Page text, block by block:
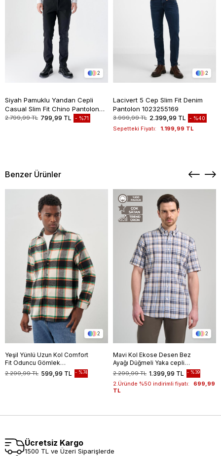
2
Siyah Pamuklu Yandan Cepli
Casual Slim Fit Chino Pantolon
1003235117
2.799,99 TL 799,99 TL %71
2
Lacivert 5 Cep Slim Fit Denim
Pantolon 1023255169
3.999,99 TL 2.399,99 TL %40
Sepetteki Fiyatı: 1.199,99 TL
Benzer Ürünler
2
Yeşil Yünlü Uzun Kol Comfort
Fit Oduncu Gömlek
1004245227 599,99 TL
2.299,99 TL %74
2
Mavi Kol Ekose Desen Bez
Ayağı Düğmeli Yaka cepli
%100 Pamuk Classic Comfort
Fit Gömlek 1004250164
1.399,99 TL
2.299,99 TL %39
2.Üründe %50 indirimli fiyatı:
699,99
TL
Ücretsiz Kargo
1500 TL ve Üzeri Siparişlerde